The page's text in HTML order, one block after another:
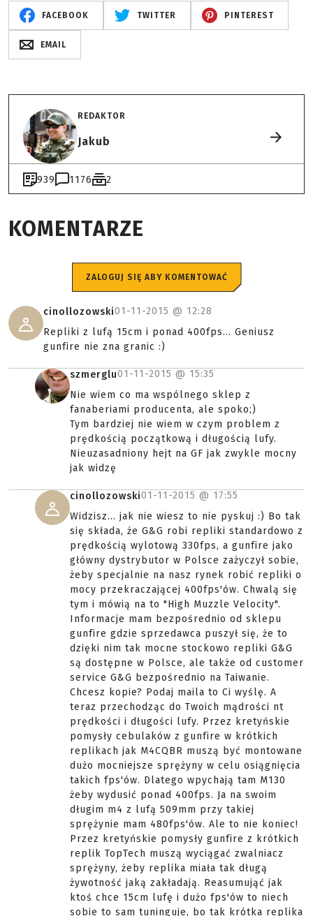
FACEBOOK TWITTER PINTEREST
EMAIL
REDAKTOR
Jakub
939 1176 2
KOMENTARZE
ZALOGUJ SIĘ ABY KOMENTOWAĆ
cinollozowski01-11-2015 @ 12:28
Repliki z lufą 15cm i ponad 400fps... Geniusz
gunfire nie zna granic :)
szmerglu01-11-2015 @ 15:35
Nie wiem co ma wspólnego sklep z
fanaberiami producenta, ale spoko;)
Tym bardziej nie wiem w czym problem z
prędkością początkową i długością lufy.
Nieuzasadniony hejt na GF jak zwykle mocny
jak widzę
cinollozowski01-11-2015 @ 17:55
Widzisz... jak nie wiesz to nie pyskuj :) Bo tak
się składa, że G&G robi repliki standardowo z
prędkością wylotową 330fps, a gunfire jako
główny dystrybutor w Polsce zażyczył sobie,
żeby specjalnie na nasz rynek robić repliki o
mocy przekraczającej 400fps'ów. Chwalą się
tym i mówią na to "High Muzzle Velocity".
Informacje mam bezpośrednio od sklepu
gunfire gdzie sprzedawca puszył się, że to
dzięki nim tak mocne stockowo repliki G&G
są dostępne w Polsce, ale także od customer
service G&G bezpośrednio na Taiwanie.
Chcesz kopie? Podaj maila to Ci wyślę. A
teraz przechodząc do Twoich mądrości nt
prędkości i długości lufy. Przez kretyńskie
pomysły cebulaków z gunfire w krótkich
replikach jak M4CQBR muszą być montowane
dużo mocniejsze sprężyny w celu osiągnięcia
takich fps'ów. Dlatego wpychają tam M130
żeby wydusić ponad 400fps. Ja na swoim
długim m4 z lufą 509mm przy takiej
sprężynie mam 480fps'ów. Ale to nie koniec!
Przez kretyńskie pomysły gunfire z krótkich
replik TopTech muszą wyciągać zwalniacz
sprężyny, żeby replika miała tak długą
żywotność jaką zakładają. Reasumująć jak
ktoś chce 15cm lufę i dużo fps'ów to niech
sobie to sam tuninguje, bo tak krótka replika